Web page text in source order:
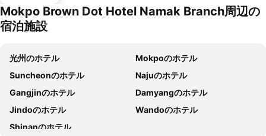
Mokpo Brown Dot Hotel Namak Branch周辺の
宿泊施設
光州のホテル
Mokpoのホテル
Suncheonのホテル
Najuのホテル
Gangjinのホテル
Damyangのホテル
Jindoのホテル
Wandoのホテル
Shinanのホテル